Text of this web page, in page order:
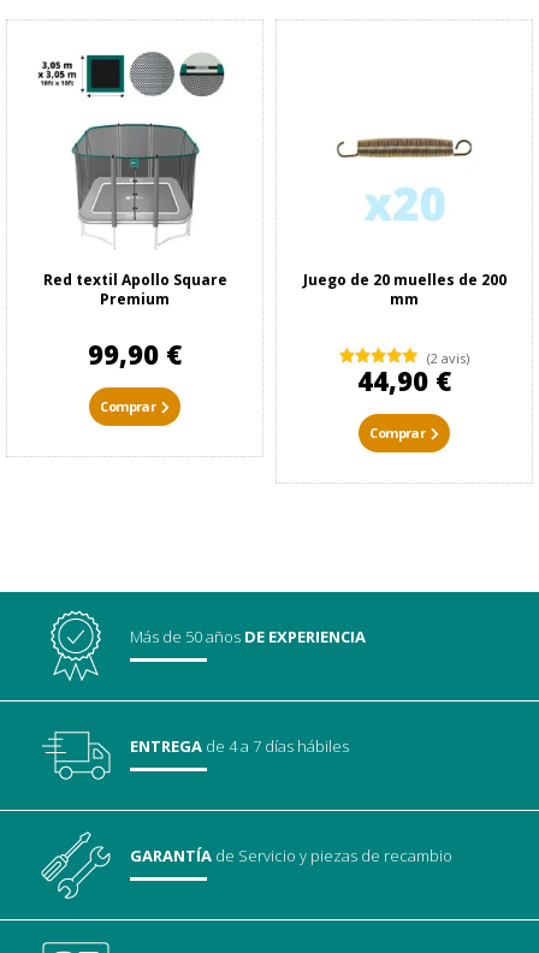
Red textil Apollo Square
Premium
99,90 €
Comprar
Juego de 20 muelles de 200
mm
(2 avis)
44,90 €
Comprar
Más de 50 años DE EXPERIENCIA
ENTREGA de 4 a 7 días hábiles
GARANTÍA de Servicioy piezas de recambio